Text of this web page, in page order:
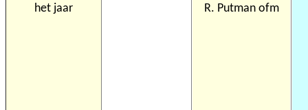
het jaar
R. Putman ofm